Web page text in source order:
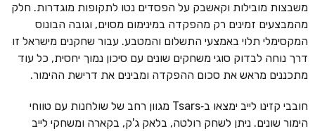
משבצות מובילות וקאשבק על הפסדים נטו לתקופות מוגדרות. חלק
מהמבצעים זמינים רק מהפקדה במינימום מסוים, וגובה הבונוס
המקסימלי תלוי באמצעי התשלום והמטבע. עבור שחקנים מישראל זו
דרך נוחה לבדוק סוגי משחקים שונים עם סיכון נמוך יחסית, כל עוד
מתכננים מראש את סכום ההפקדה ומבינים את דרישת ההימור.
חובבי קזינו לייב ימצאו ב‑Tsars מגוון רחב של שולחנות עם טווחי
הימור שונים. ניתן לשחק רולטה, בלאק ג'ק, בקארה ומשחקי לייב